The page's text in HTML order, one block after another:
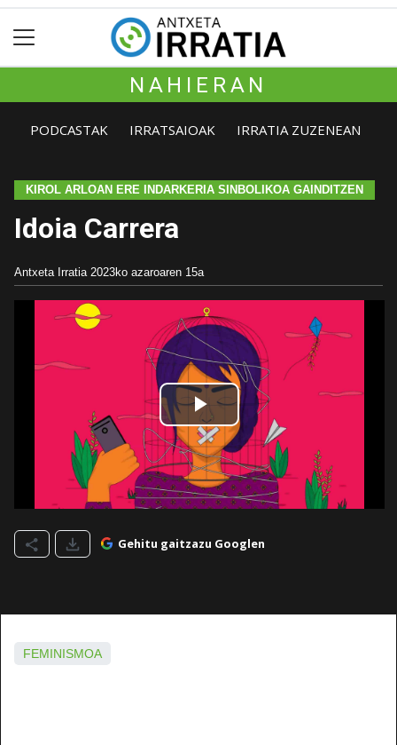
NAHIERAN
PODCASTAK IRRATSAIOAK IRRATIA ZUZENEAN
KIROL ARLOAN ERE INDARKERIA SINBOLIKOA GAINDITZEN
Idoia Carrera
Antxeta Irratia 2023ko azaroaren 15a
Gehitu gaitzazu Googlen
FEMINISMOA